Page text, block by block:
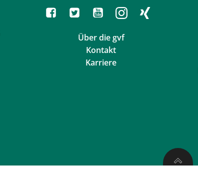
Über die gvf
Kontakt
Karriere